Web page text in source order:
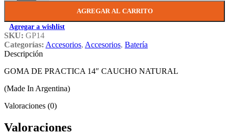
AGREGAR AL CARRITO
Agregar a wishlist
SKU: GP14
Categorías: Accesorios, Accesorios, Batería
Descripción
GOMA DE PRACTICA 14″ CAUCHO NATURAL
(Made In Argentina)
Valoraciones (0)
Valoraciones